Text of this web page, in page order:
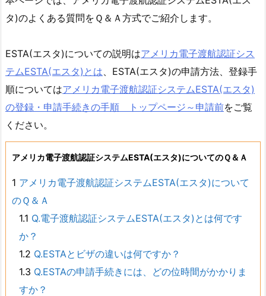
タ)のよくある質問をＱ＆Ａ方式でご紹介します。
ESTA(エスタ)についての説明はアメリカ電子渡航認証シス
テムESTA(エスタ)とは、ESTA(エスタ)の申請方法、登録手
順についてはアメリカ電子渡航認証システムESTA(エスタ)
の登録・申請手続きの手順 トップページ～申請前をご覧
ください。
アメリカ電子渡航認証システムESTA(エスタ)についてのＱ＆Ａ
1 アメリカ電子渡航認証システムESTA(エスタ)について
のＱ＆Ａ
1.1 Q.電子渡航認証システムESTA(エスタ)とは何です
か？
1.2 Q.ESTAとビザの違いは何ですか？
1.3 Q.ESTAの申請手続きには、どの位時間がかかりま
すか？